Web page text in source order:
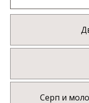
Серп и